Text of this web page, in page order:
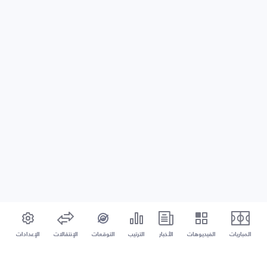
المباريات الفيديوهات الأخبار الترتيب التوقعات الإنتقالات الإعدادات